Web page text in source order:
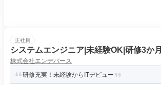
正社員
システムエンジニア|未経験OK|研修3か月
株式会社エンデバース
研修充実！未経験からITデビュー